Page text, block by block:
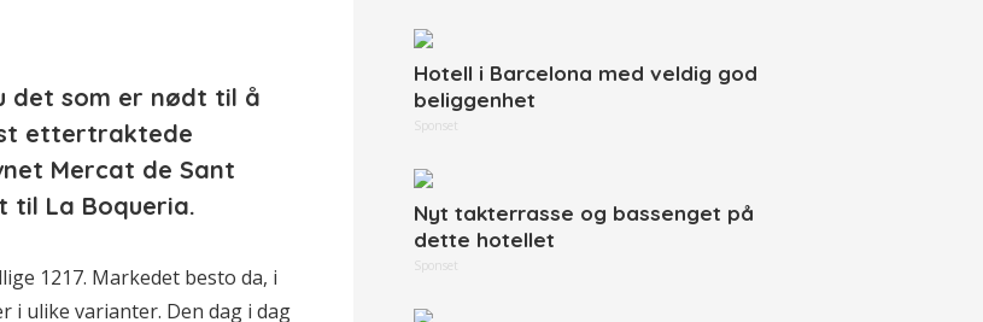
det som er nødt til å
ettertraktede
Mercat de Sant
La Boqueria.
1217. Markedet besto da, i
i ulike varianter. Den dag i dag
Hotell i Barcelona med veldig god
beliggenhet
Sponset
Nyt takterrasse og bassenget på
dette hotellet
Sponset